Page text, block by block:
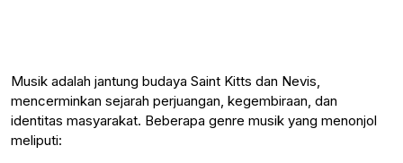
Musik adalah jantung budaya Saint Kitts dan Nevis,
mencerminkan sejarah perjuangan, kegembiraan, dan
identitas masyarakat. Beberapa genre musik yang menonjol
meliputi: